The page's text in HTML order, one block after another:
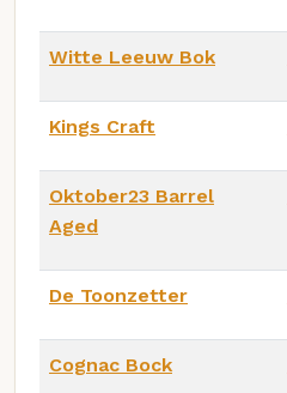
Witte Leeuw Bok
Kings Craft
Oktober23 Barrel
Aged
De Toonzetter
Cognac Bock